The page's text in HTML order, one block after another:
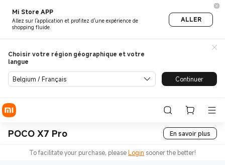
Mi Store APP
Allez sur l'application et profitez d'une expérience de
shopping fluide.
ALLER
Choisir votre région géographique et votre
langue
Belgium / Français Continuer
POCO X7 Pro En savoir plus
To facilitate your purchase, pleaseLogin sooner the better!